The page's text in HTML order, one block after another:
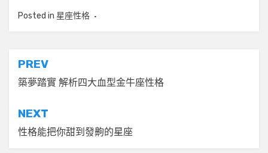
Posted in 星座性格
文
章
導
覽
PREV
築夢踏實 解析四大血型金牛座性格
NEXT
性格能把你甜到發齁的星座